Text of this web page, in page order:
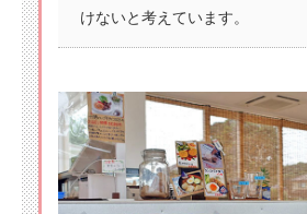
けないと考えています。